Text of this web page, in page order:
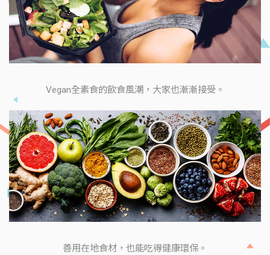
Vegan全素食的飲食風潮，大家也漸漸接受。
善用在地食材，也能吃得健康環保。